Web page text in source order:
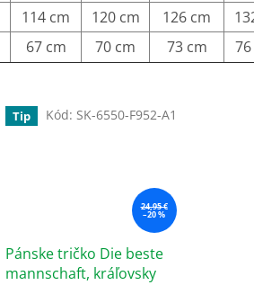
114 cm 120 cm 126 cm
67 cm 70 cm 73 cm
Tip
24,95 €
–20 %
Pánske tričko Die beste
mannschaft, kráľovsky
Kód: SK-6550-F952-A1